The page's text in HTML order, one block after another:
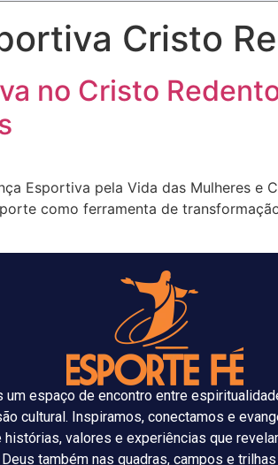
Cristo
no Cristo
Esportiva pela Vida das Mulheres e
como ferramenta de
um espaço de encontro entre
cultural. Inspiramos, conectamos e
histórias, valores e experiências que
também nas quadras, campos e trilhas